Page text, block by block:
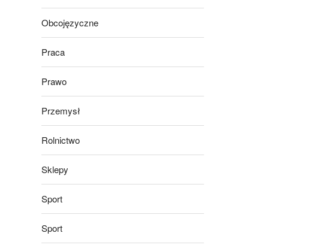
Obcojęzyczne
Praca
Prawo
Przemysł
Rolnictwo
Sklepy
Sport
Sport